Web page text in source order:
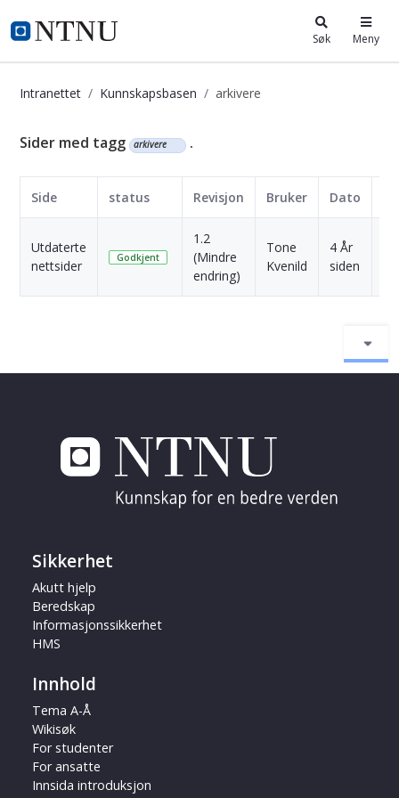
i.ntnu.no Søk Meny
Intranettet Kunnskapsbasen arkivere
Kunnskapsbasen
Sider med tagg arkivere .
Side status Revisjon Bruker Dato
Utdaterte
nettsider
Godkjent
1.2
(Mindre
endring)
Tone
Kvenild
4 År
siden
Sikkerhet
Akutt hjelp
Beredskap
Informasjonssikkerhet
HMS
Innhold
Tema A-Å
Wikisøk
For studenter
For ansatte
Innsida introduksjon